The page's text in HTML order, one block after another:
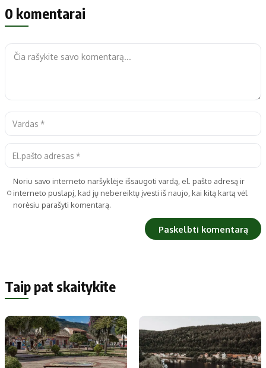
0 komentarai
Noriu savo interneto naršyklėje išsaugoti vardą, el. pašto adresą ir
interneto puslapį, kad jų nebereiktų įvesti iš naujo, kai kitą kartą vėl
norėsiu parašyti komentarą.
Taip pat skaitykite